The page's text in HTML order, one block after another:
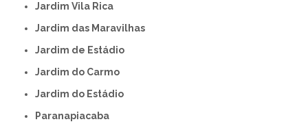
Jardim Vila Rica
Jardim das Maravilhas
Jardim de Estádio
Jardim do Carmo
Jardim do Estádio
Paranapiacaba